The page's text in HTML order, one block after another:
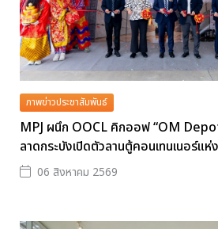
ภาพข่าวประชาสัมพันธ์
MPJ ผนึก OOCL คิกออฟ “OM
ลาดกระบังเปิดตัวลานตู้คอนเทนเนอร์แห่
06 สิงหาคม 2569